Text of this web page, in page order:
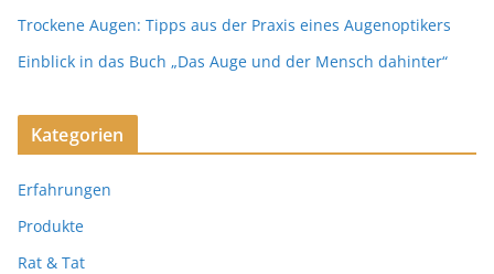
Trockene Augen: Tipps aus der Praxis eines Augenoptikers
Einblick in das Buch „Das Auge und der Mensch dahinter“
Kategorien
Erfahrungen
Produkte
Rat & Tat